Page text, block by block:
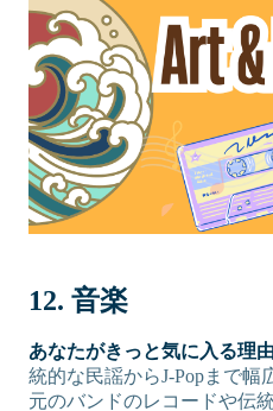
12. 音楽
あなたがきっと気に入る理
統的な民謡からJ-Popまで幅
元のバンドのレコードや伝